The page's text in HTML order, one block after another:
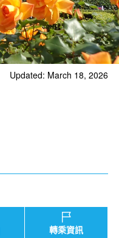
Updated: March 18, 2026
轉乘資訊